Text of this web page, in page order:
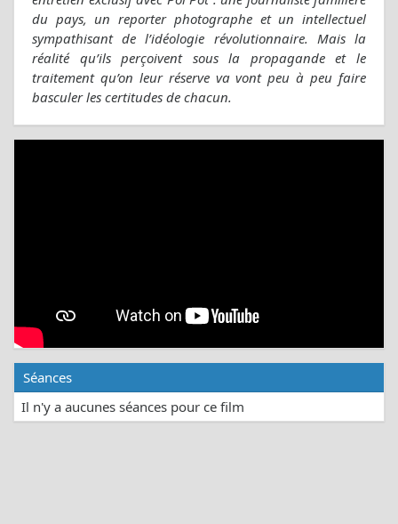
du pays, un reporter photographe et un intellectuel
sympathisant de l’idéologie révolutionnaire. Mais la
réalité qu’ils perçoivent sous la propagande et le
traitement qu’on leur réserve va vont peu à peu faire
basculer les certitudes de chacun.
Séances
Il n'y a aucunes séances pour ce film